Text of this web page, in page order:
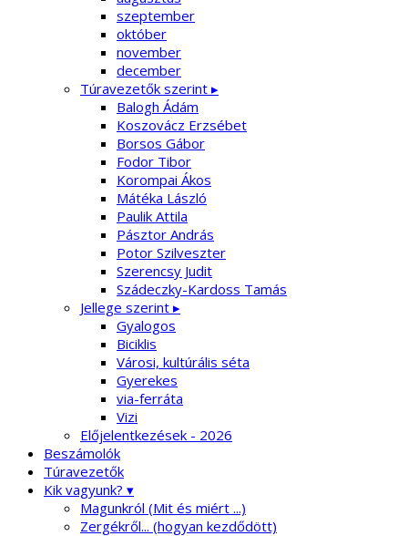
szeptember
október
november
december
Túravezetők szerint ▸
Balogh Ádám
Koszovácz Erzsébet
Borsos Gábor
Fodor Tibor
Korompai Ákos
Mátéka László
Paulik Attila
Pásztor András
Potor Szilveszter
Szerencsy Judit
Szádeczky-Kardoss Tamás
Jellege szerint ▸
Gyalogos
Biciklis
Városi, kultúrális séta
Gyerekes
via-ferráta
Vizi
Előjelentkezések - 2026
Beszámolók
Túravezetők
Kik vagyunk? ▾
Magunkról (Mit és miért ...)
Zergékről... (hogyan kezdődött)